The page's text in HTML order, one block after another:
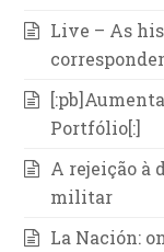
Live – As
Portfólio[:]
A rejeição à
militar
La Nación: